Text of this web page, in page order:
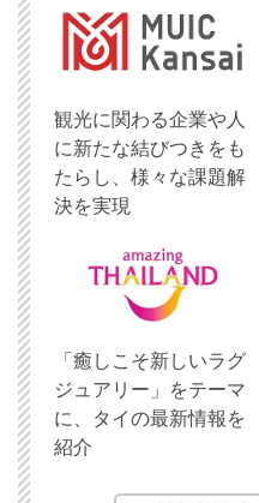
観光に関わる企業や人
に新たな結びつきをも
たらし、様々な課題解
決を実現
「癒しこそ新しいラグ
ジュアリー」をテーマ
に、タイの最新情報を
紹介